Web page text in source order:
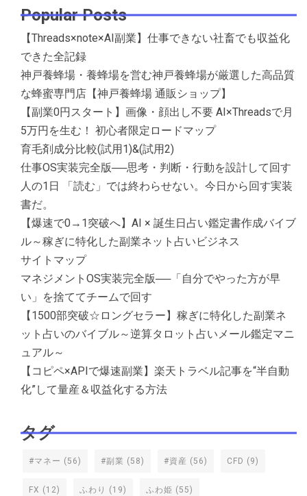
Popular Posts
【Threads×note×AI副業】仕事できない社畜でも収益化
できた全記録
神戸養蜂場・養蜂場を営む神戸養蜂場が厳選した高品質
な蜂蜜専門店【神戸養蜂場 通販ショップ】
【副業0円スタート】画像・顔出し不要 AI×Threadsで月
5万円を生む！ 初心者限定ロードマップ
育毛剤成分比較(試用1)&(試用2)
仕事OS実装完全版──思考・判断・行動を設計して回す
人の1日 「読む」では終わらせない。今日から回す実装
書だ。
【爆速で0→1突破へ】AI × 誕生日占い鑑定書作成バイブ
ル～稼ぎに特化した副業ネット占いビジネス
サイトマップ
マネジメントOS実装完全版──「自分でやった方が早
い」を捨ててチームで回す
【1500部突破☆ロングセラー】稼ぎに特化した副業ネ
ット占いのバイブル～逆算タロット占いメール鑑定マニ
ュアル～
【コピペ×APIで爆速副業】楽天トラベル記事を“半自動
化”して量産＆収益化する方法
タグ
#マネー (56) #副業 (58) #資産 (56) CFD (9)
FX (12) ふわり (19) ふわ姫 (55)